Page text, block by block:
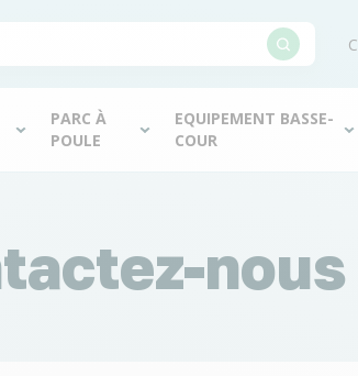
PARC À
POULE
EQUIPEMENT BASSE-
COUR
nous